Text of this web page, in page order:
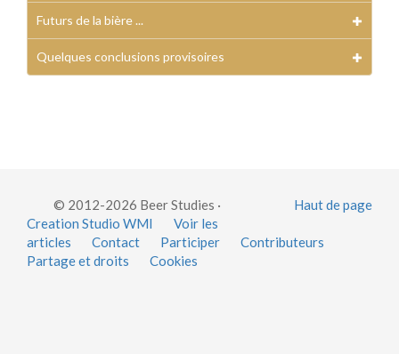
Futurs de la bière ...
Quelques conclusions provisoires
Haut de page
© 2012-2026 Beer Studies ·
Creation Studio WMI
Voir les
articles
Contact Participer
Contributeurs
Partage et droits
Cookies